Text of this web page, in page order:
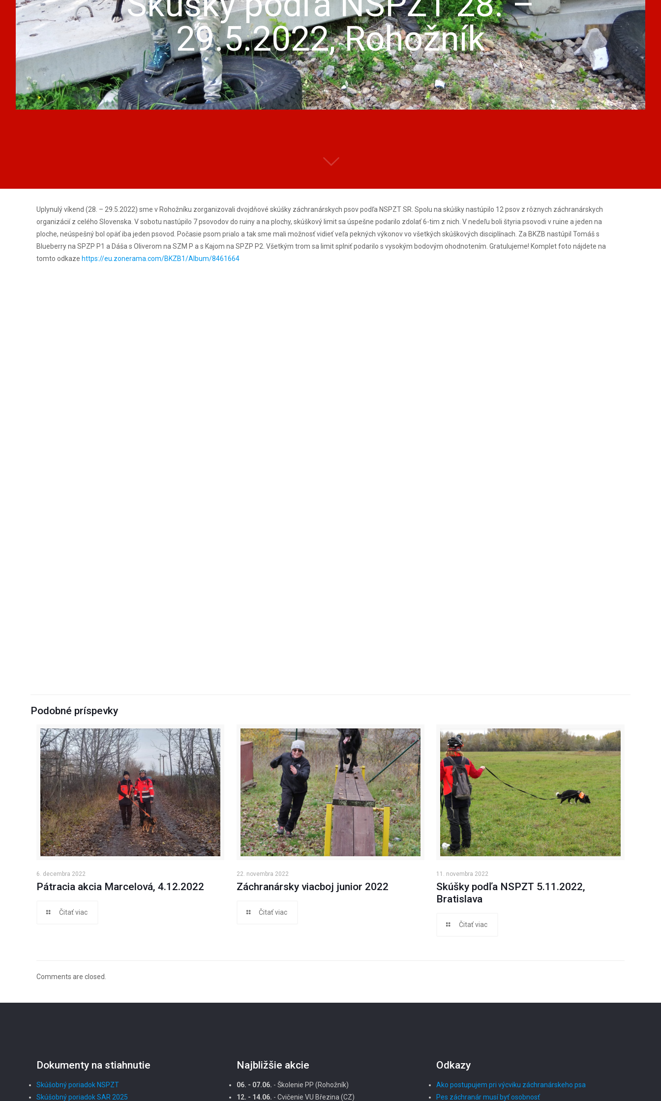
29.5.2022, Rohožník
Uplynulý víkend (28. – 29.5.2022) sme v Rohožníku zorganizovali dvojdňové skúšky záchranárskych psov podľa NSPZT SR. Spolu na skúšky nastúpilo 12 psov z rôznych záchranárskych
organizácií z celého Slovenska. V sobotu nastúpilo 7 psovodov do ruiny a na plochy, skúškový limit sa úspešne podarilo zdolať 6-tim z nich. V nedeľu boli štyria psovodi v ruine a jeden na
ploche, neúspešný bol opäť iba jeden psovod. Počasie psom prialo a tak sme mali možnosť vidieť veľa pekných výkonov vo všetkých skúškových disciplínach. Za BKZB nastúpil Tomáš s
Blueberry na SPZP P1 a Dáša s Oliverom na SZM P a s Kajom na SPZP P2. Všetkým trom sa limit splniť podarilo s vysokým bodovým ohodnotením. Gratulujeme! Komplet foto nájdete na
tomto odkaze https://eu.zonerama.com/BKZB1/Album/8461664
Podobné príspevky
6. decembra 2022
Pátracia akcia Marcelová, 4.12.2022
Čitať viac
22. novembra 2022
Záchranársky viacboj junior 2022
Čitať viac
11. novembra 2022
Skúšky podľa NSPZT 5.11.2022,
Bratislava
Čitať viac
Comments are closed.
Dokumenty na stiahnutie
Skúšobný poriadok NSPZT
Skúšobný poriadok SAR 2025
Najbližšie akcie
06. - 07.06. - Školenie PP (Rohožník)
12. - 14.06. - Cvičenie VU Březina (CZ)
Odkazy
Ako postupujem pri výcviku záchranárskeho psa
Pes záchranár musí byť osobnosť